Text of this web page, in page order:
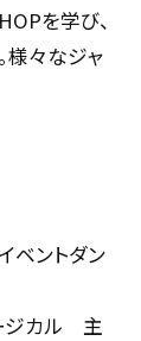
を学び、
様々なジャ
ベントダン
ジカル 主